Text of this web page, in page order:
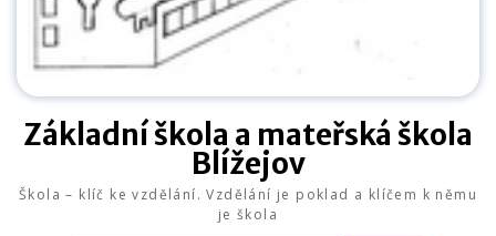
Základní škola a mateřská škola
Blížejov
Škola – klíč ke vzdělání. Vzdělání je poklad a klíčem k němu
je škola